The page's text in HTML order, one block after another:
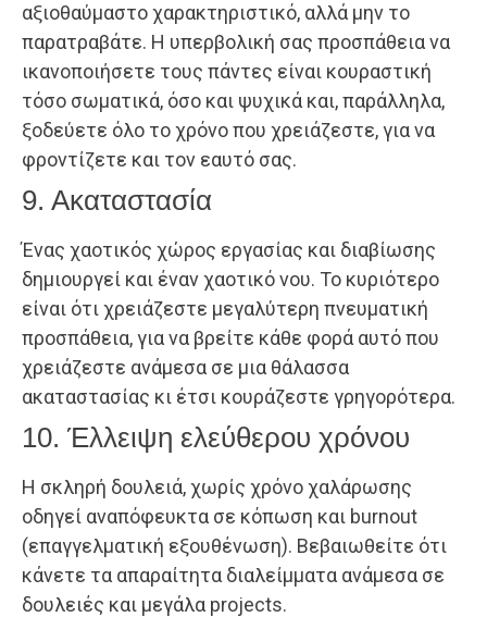
αξιοθαύμαστο χαρακτηριστικό, αλλά μην το
παρατραβάτε. Η υπερβολική σας προσπάθεια να
ικανοποιήσετε τους πάντες είναι κουραστική
τόσο σωματικά, όσο και ψυχικά και, παράλληλα,
ξοδεύετε όλο το χρόνο που χρειάζεστε, για να
φροντίζετε και τον εαυτό σας.
9. Ακαταστασία
Ένας χαοτικός χώρος εργασίας και διαβίωσης
δημιουργεί και έναν χαοτικό νου. Το κυριότερο
είναι ότι χρειάζεστε μεγαλύτερη πνευματική
προσπάθεια, για να βρείτε κάθε φορά αυτό που
χρειάζεστε ανάμεσα σε μια θάλασσα
ακαταστασίας κι έτσι κουράζεστε γρηγορότερα.
10. Έλλειψη ελεύθερου χρόνου
Η σκληρή δουλειά, χωρίς χρόνο χαλάρωσης
οδηγεί αναπόφευκτα σε κόπωση και burnout
(επαγγελματική εξουθένωση). Βεβαιωθείτε ότι
κάνετε τα απαραίτητα διαλείμματα ανάμεσα σε
δουλειές και μεγάλα projects.